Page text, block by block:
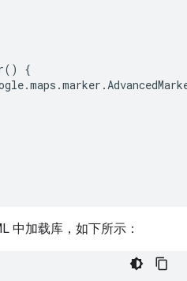
()
{
.maps .marker .
中加载库，如下所示：